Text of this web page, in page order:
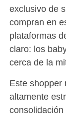
exclusivo de
compran en
plataformas
claro: los
cerca de la
Este shopper
altamente